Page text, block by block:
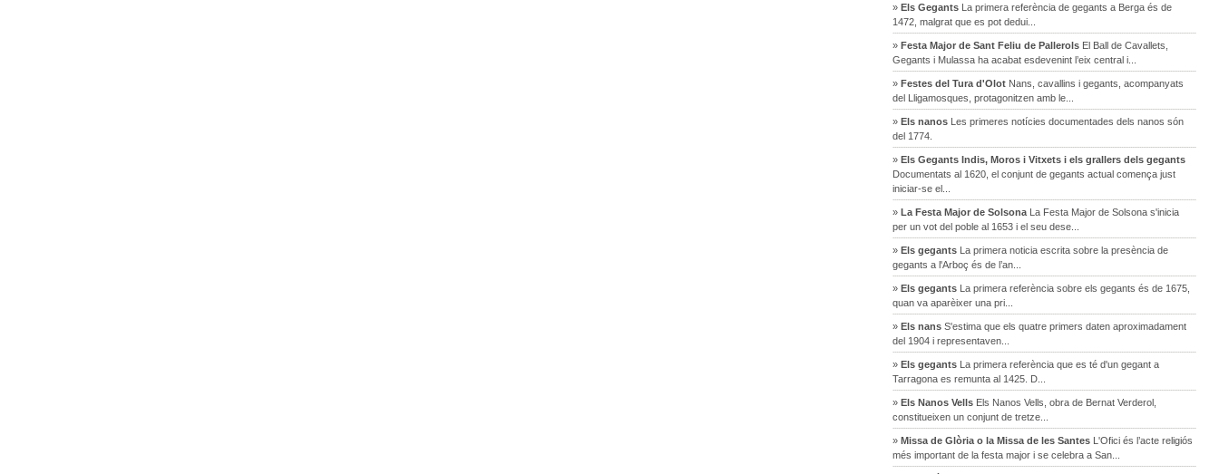
» Els Gegants La primera referència de gegants a Berga és de
1472, malgrat que es pot dedui...
» Festa Major de Sant Feliu de Pallerols El Ball de Cavallets,
Gegants i Mulassa ha acabat esdevenint l’eix central i...
» Festes del Tura d'Olot Nans, cavallins i gegants, acompanyats
del Lligamosques, protagonitzen amb le...
» Els nanos Les primeres notícies documentades dels nanos són
del 1774.
» Els Gegants Indis, Moros i Vitxets i els grallers dels gegants
Documentats al 1620, el conjunt de gegants actual comença just
iniciar-se el...
» La Festa Major de Solsona La Festa Major de Solsona s'inicia
per un vot del poble al 1653 i el seu dese...
» Els gegants La primera noticia escrita sobre la presència de
gegants a l'Arboç és de l’an...
» Els gegants La primera referència sobre els gegants és de 1675,
quan va aparèixer una pri...
» Els nans S'estima que els quatre primers daten aproximadament
del 1904 i representaven...
» Els gegants La primera referència que es té d'un gegant a
Tarragona es remunta al 1425. D...
» Els Nanos Vells Els Nanos Vells, obra de Bernat Verderol,
constitueixen un conjunt de tretze...
» Missa de Glòria o la Missa de les Santes L'Ofici és l’acte religiós
més important de la festa major i se celebra a San...